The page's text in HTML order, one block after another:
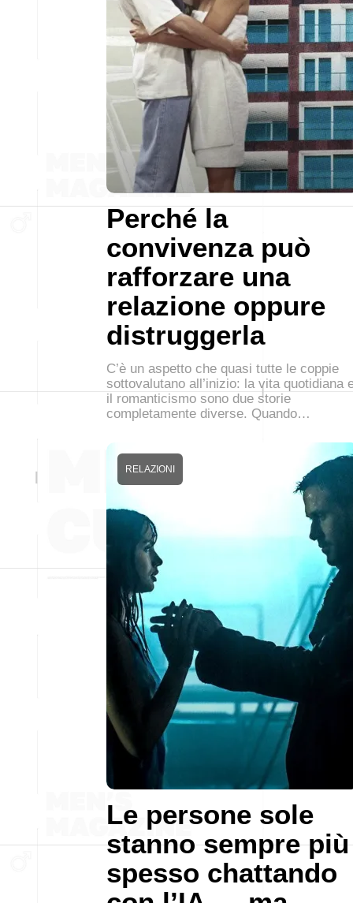
Perché la
convivenza può
rafforzare una
relazione oppure
distruggerla
C’è un aspetto che quasi tutte le coppie
sottovalutano all’inizio: la vita quotidiana
il romanticismo sono due storie
completamente diverse. Quando…
Le persone sole
stanno sempre più
spesso chattando
RELAZIONI